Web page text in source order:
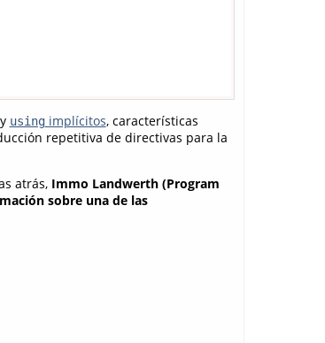
y usingimplícitos, características
repetitiva de directivas para la
atrás, Immo Landwerth (Program
sobre una de las